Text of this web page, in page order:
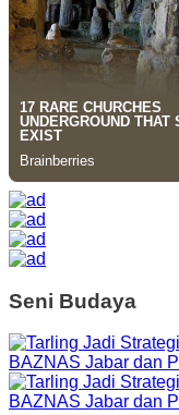
Seni Budaya